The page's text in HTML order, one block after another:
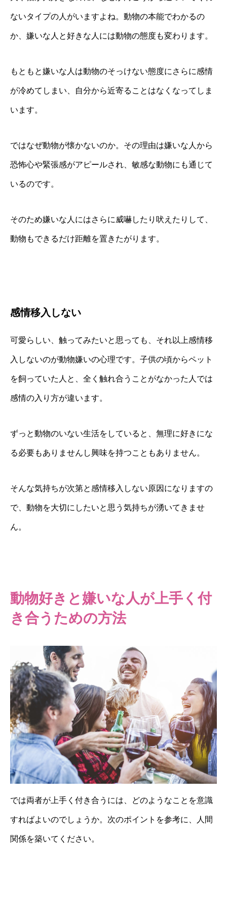
ないタイプの人がいますよね。動物の本能でわかるの
か、嫌いな人と好きな人には動物の態度も変わります。
もともと嫌いな人は動物のそっけない態度にさらに感情
が冷めてしまい、自分から近寄ることはなくなってしま
います。
ではなぜ動物が懐かないのか。その理由は嫌いな人から
恐怖心や緊張感がアピールされ、敏感な動物にも通じて
いるのです。
そのため嫌いな人にはさらに威嚇したり吠えたりして、
動物もできるだけ距離を置きたがります。
感情移入しない
可愛らしい、触ってみたいと思っても、それ以上感情移
入しないのが動物嫌いの心理です。子供の頃からペット
を飼っていた人と、全く触れ合うことがなかった人では
感情の入り方が違います。
ずっと動物のいない生活をしていると、無理に好きにな
る必要もありませんし興味を持つこともありません。
そんな気持ちが次第と感情移入しない原因になりますの
で、動物を大切にしたいと思う気持ちが湧いてきませ
ん。
動物好きと嫌いな人が上手く付
き合うための方法
では両者が上手く付き合うには、どのようなことを意識
すればよいのでしょうか。次のポイントを参考に、人間
関係を築いてください。